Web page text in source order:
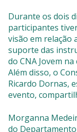
Durante os dois
participantes
visão em relação
suporte das
do CNA Jovem
Além disso, o
Ricardo Dornas,
evento,
Morganna
do